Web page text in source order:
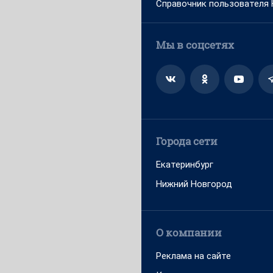
Справочник пользователя
Мы в соцсетях
Города сети
Екатеринбург
Нижний Новгород
О компании
Реклама на сайте